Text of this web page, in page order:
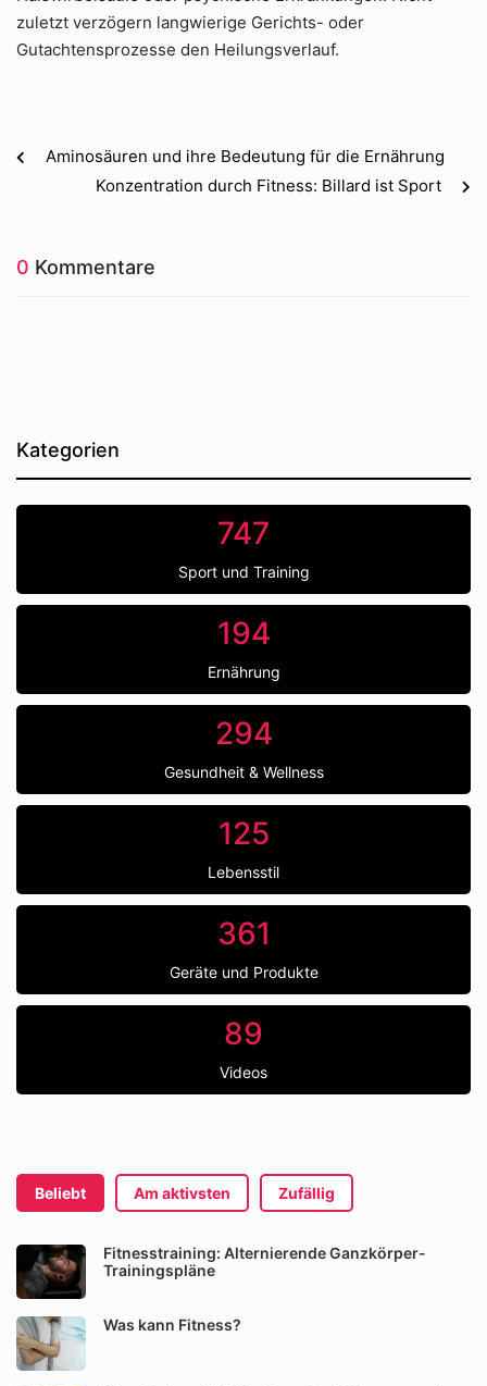
zuletzt verzögern langwierige Gerichts- oder
Gutachtensprozesse den Heilungsverlauf.
Aminosäuren und ihre Bedeutung für die Ernährung
Konzentration durch Fitness: Billard ist Sport
0 Kommentare
Kategorien
747
Sport und Training
194
Ernährung
294
Gesundheit & Wellness
125
Lebensstil
361
Geräte und Produkte
89
Videos
Beliebt Am aktivsten Zufällig
Fitnesstraining: Alternierende Ganzkörper-
Trainingspläne
Was kann Fitness?